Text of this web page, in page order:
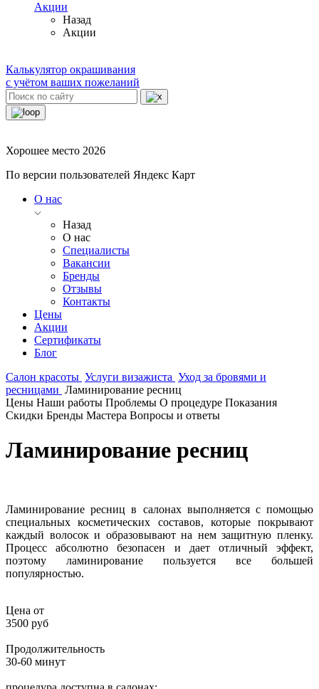
Акции
Назад
Акции
Калькулятор окрашивания
с учётом ваших пожеланий
Хорошее место 2026
По версии пользователей Яндекс Карт
О нас
Назад
О нас
Специалисты
Вакансии
Бренды
Отзывы
Контакты
Цены
Акции
Сертификаты
Блог
Салон красоты Услуги визажиста Уход за бровями и
ресницами Ламинирование ресниц
Цены Наши работы Проблемы О процедуре Показания
Скидки Бренды Мастера Вопросы и ответы
Ламинирование ресниц
Ламинирование ресниц в салонах выполняется с помощью
специальных косметических составов, которые покрывают
каждый волосок и образовывают на нем защитную пленку.
Процесс абсолютно безопасен и дает отличный эффект,
поэтому ламинирование пользуется все большей
популярностью.
Цена от
3500 руб
Продолжительность
30-60 минут